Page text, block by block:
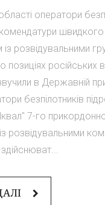
оператори
розвідувальними
позиціях російських
в Державній
безпілотників
7-го
розвідувальними